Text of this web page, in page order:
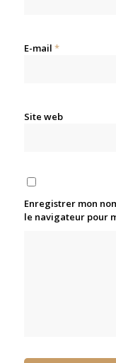
E-mail *
Site web
Enregistrer mon
le navigateur pour